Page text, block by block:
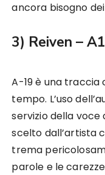
ancora bisogno
3) Reiven –
A-19 è una
tempo. L’uso
servizio della voce
scelto dall’artista
trema
parole e le